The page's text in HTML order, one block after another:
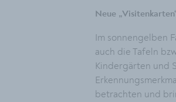
Neue
Im sonnengelben
auch die Tafeln
Kindergärten und
betrachten und